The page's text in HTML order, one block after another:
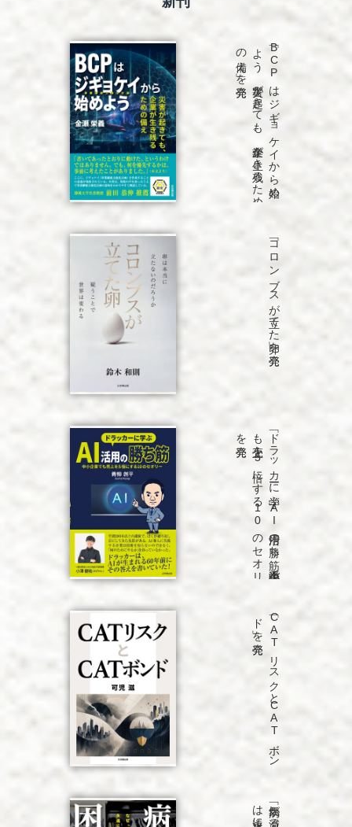
「B
C
P
は
ジ
ギ
ョ
ケ
イ
か
ら
始め
よ
う
災害が
起き
て
も
、
企業が
生き
残る
た
め
の
備え
」を
発売
「コロンブスが立てた卵」を発売
「ド
ラ
ッ
カ
ーに
学ぶ
A
I
活用の
勝ち
筋
中小企業で
も
売上を
5
倍に
す
る
1
0
の
セ
オ
リ
ー」
を
発売
「C
A
T
リ
ス
ク
と
C
A
T
ボ
ン
ド
」を
発売